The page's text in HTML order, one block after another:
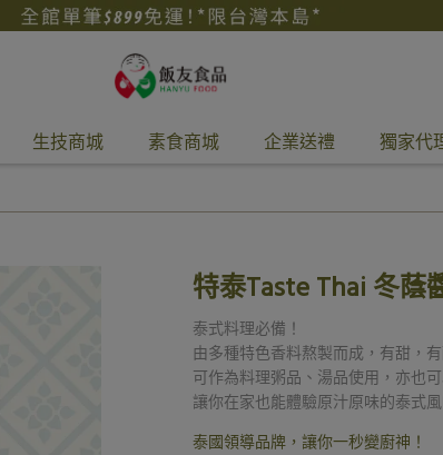
生技商城 素食商城 企業送禮 獨家代
特泰Taste Thai 冬蔭
泰式料理必備！
由多種特色香料熬製而成，有甜，
可作為料理粥品、湯品使用，亦也
讓你在家也能體驗原汁原味的泰式
泰國領導品牌，讓你一秒變廚神！